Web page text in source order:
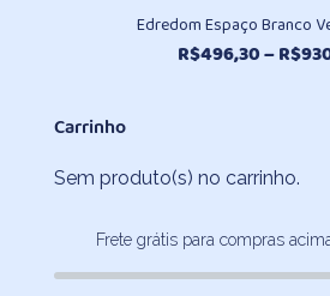
Edredom Espaço Branco
R$496,30–R$
Carrinho
Sem produto(s) no carrinho.
Frete grátis para compras